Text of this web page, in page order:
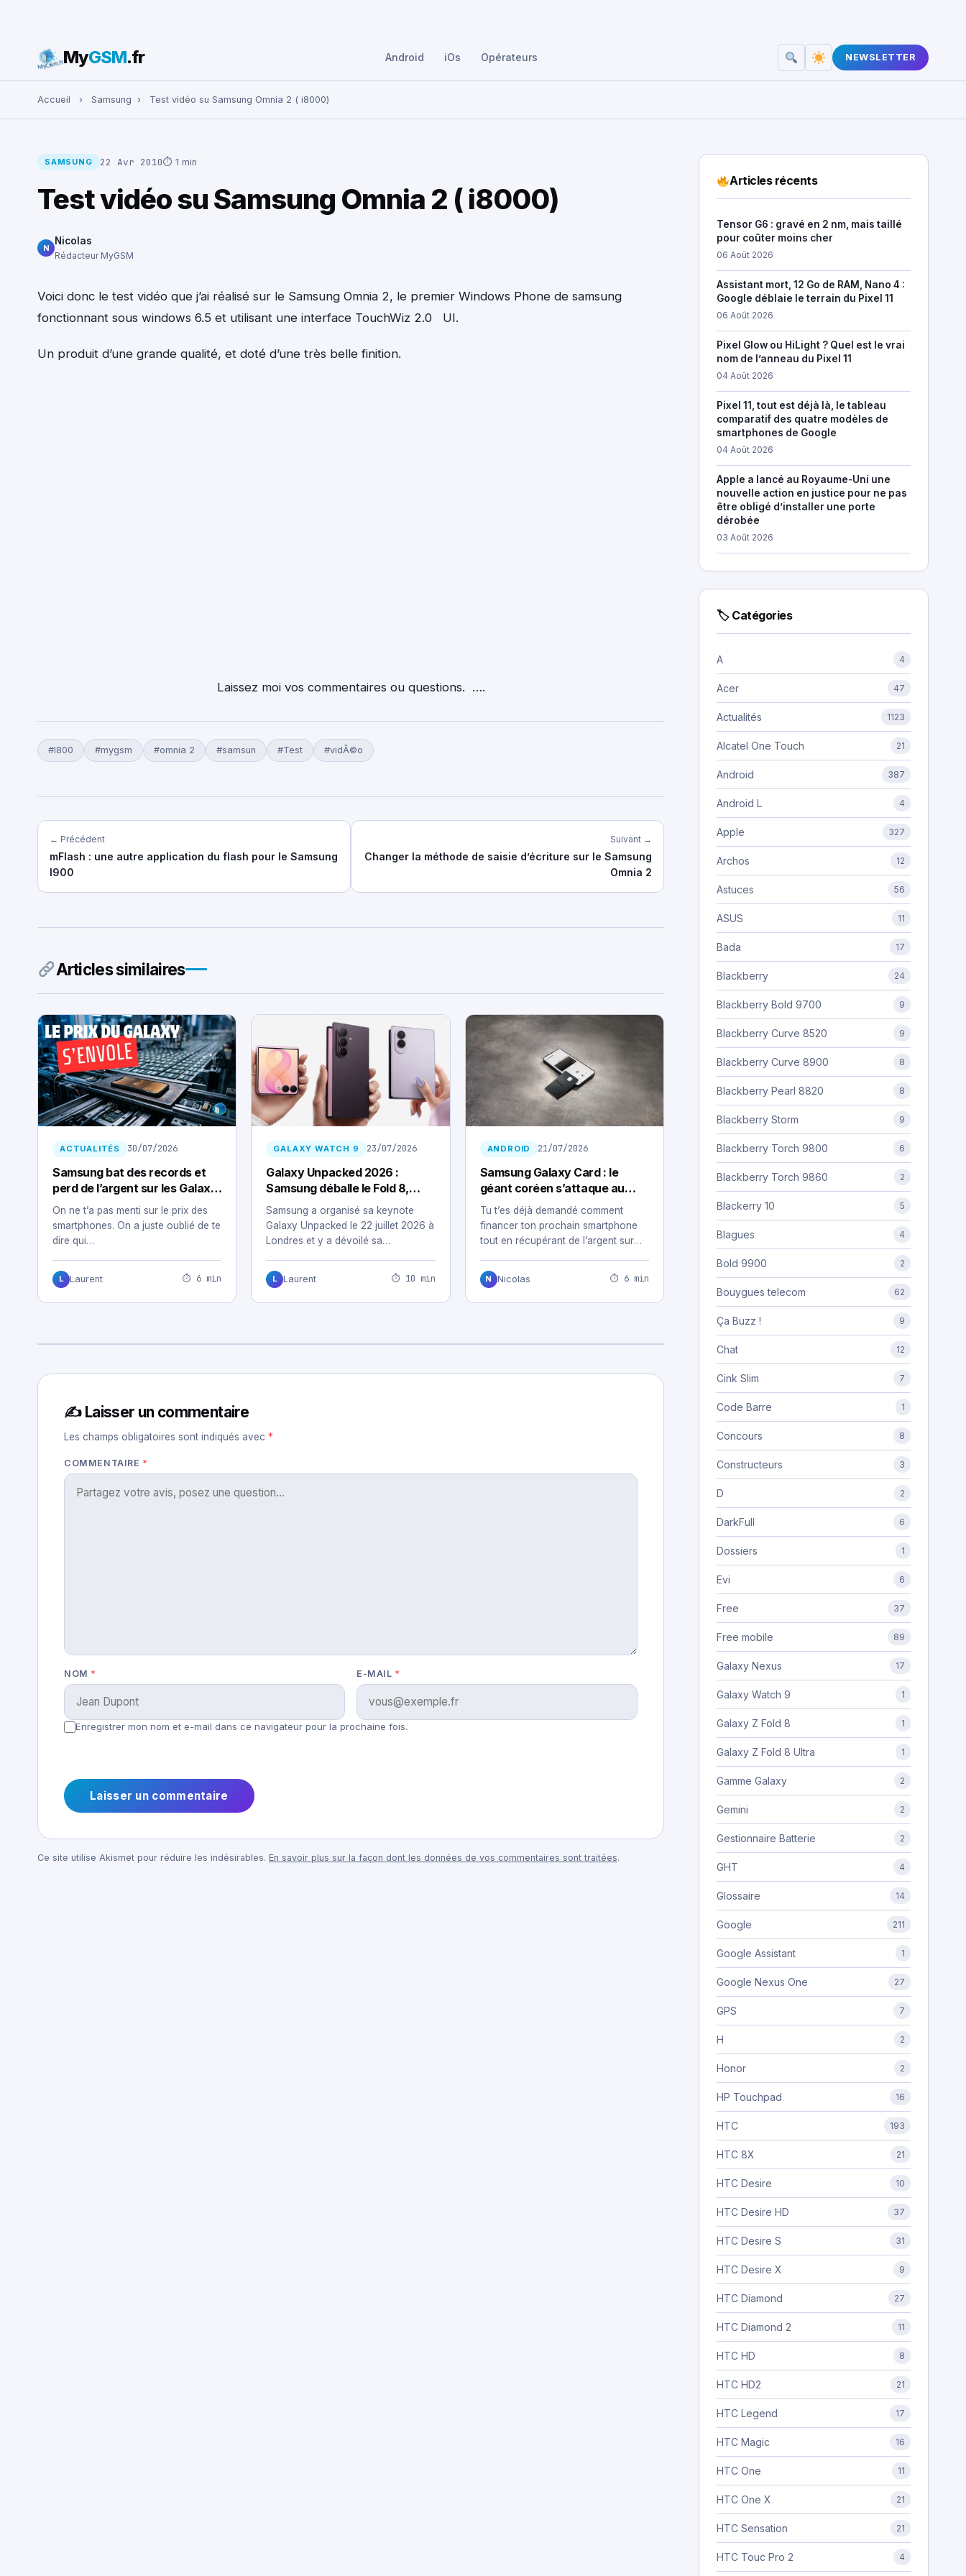
Rechercher :
MyGSM.fr Android iOs Opérateurs NEWSLETTER
Accueil › Samsung › Test vidéo su Samsung Omnia 2 ( i8000)
SAMSUNG 22 Avr 2010⏱ 1 min
Test vidéo su Samsung Omnia 2 ( i8000)
N
Nicolas
Rédacteur MyGSM
Voici donc le test vidéo que j’ai réalisé sur le Samsung Omnia 2, le premier Windows Phone de samsung
fonctionnant sous windows 6.5 et utilisant une interface TouchWiz 2.0 UI.
Un produit d’une grande qualité, et doté d’une très belle finition.
Laissez moi vos commentaires ou questions. ….
#I800 #mygsm #omnia 2 #samsun #Test #vidÃ©o
← Précédent
mFlash : une autre application du flash pour le Samsung
I900
Suivant →
Changer la méthode de saisie d’écriture sur le Samsung
Omnia 2
Articles similaires
ACTUALITÉS 30/07/2026
Samsung bat des records et
perd de l’argent sur les Galaxy
: la mémoire IA dévore ton
smartphone
On ne t’a pas menti sur le prix des
smartphones. On a juste oublié de te
dire qui…
L Laurent ⏱ 6 min
GALAXY WATCH 9 23/07/2026
Galaxy Unpacked 2026 :
Samsung déballe le Fold 8,
l’Ultra, le Flip 8 et la Watch 9
Samsung a organisé sa keynote
Galaxy Unpacked le 22 juillet 2026 à
Londres et y a dévoilé sa…
L Laurent ⏱ 10 min
ANDROID 21/07/2026
Samsung Galaxy Card : le
géant coréen s’attaque au
secteur bancaire
Tu t’es déjà demandé comment
financer ton prochain smartphone
tout en récupérant de l’argent sur
N Nicolas ⏱ 6 min
✍️ Laisser un commentaire
Les champs obligatoires sont indiqués avec *
COMMENTAIRE *
NOM * E-MAIL *
Enregistrer mon nom et e-mail dans ce navigateur pour la prochaine fois.
Ce site utilise Akismet pour réduire les indésirables. En savoir plus sur la façon dont les données de vos commentaires sont traitées.
Articles récents
Tensor G6 : gravé en 2 nm, mais taillé
pour coûter moins cher
06 Août 2026
Assistant mort, 12 Go de RAM, Nano 4 :
Google déblaie le terrain du Pixel 11
06 Août 2026
Pixel Glow ou HiLight ? Quel est le vrai
nom de l’anneau du Pixel 11
04 Août 2026
Pixel 11, tout est déjà là, le tableau
comparatif des quatre modèles de
smartphones de Google
04 Août 2026
Apple a lancé au Royaume-Uni une
nouvelle action en justice pour ne pas
être obligé d’installer une porte
dérobée
03 Août 2026
🏷 Catégories
A 4
Acer 47
Actualités 1123
Alcatel One Touch 21
Android 387
Android L 4
Apple 327
Archos 12
Astuces 56
ASUS 11
Bada 17
Blackberry 24
Blackberry Bold 9700 9
Blackberry Curve 8520 9
Blackberry Curve 8900 8
Blackberry Pearl 8820 8
Blackberry Storm 9
Blackberry Torch 9800 6
Blackberry Torch 9860 2
Blackerry 10 5
Blagues 4
Bold 9900 2
Bouygues telecom 62
Ça Buzz ! 9
Chat 12
Cink Slim 7
Code Barre 1
Concours 8
Constructeurs 3
D 2
DarkFull 6
Dossiers 1
Evi 6
Free 37
Free mobile 89
Galaxy Nexus 17
Galaxy Watch 9 1
Galaxy Z Fold 8 1
Galaxy Z Fold 8 Ultra 1
Gamme Galaxy 2
Gemini 2
Gestionnaire Batterie 2
GHT 4
Glossaire 14
Google 211
Google Assistant 1
Google Nexus One 27
GPS 7
H 2
Honor 2
HP Touchpad 16
HTC 193
HTC 8X 21
HTC Desire 10
HTC Desire HD 37
HTC Desire S 31
HTC Desire X 9
HTC Diamond 27
HTC Diamond 2 11
HTC HD 8
HTC HD2 21
HTC Legend 17
HTC Magic 16
HTC One 11
HTC One X 21
HTC Sensation 21
HTC Touc Pro 2 4